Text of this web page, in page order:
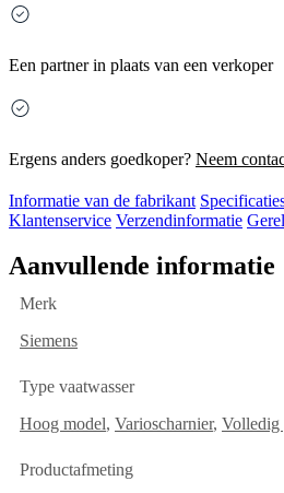
Een partner in plaats van een verkoper
Ergens anders goedkoper? Neem
Informatie van de fabrikant
Klantenservice Verzendinformatie
Aanvullende informatie
Merk
Siemens
Type vaatwasser
Hoog model, Varioscharnier, Volledig
Productafmeting